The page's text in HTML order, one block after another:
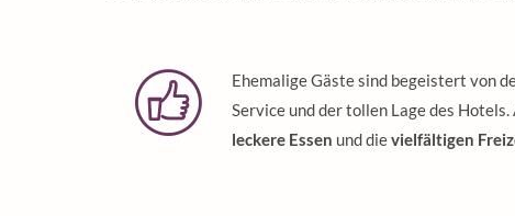
Ehemalige Gäste sind begeistert von
Service und der tollen Lage des
leckere Essen und dievielfältigen